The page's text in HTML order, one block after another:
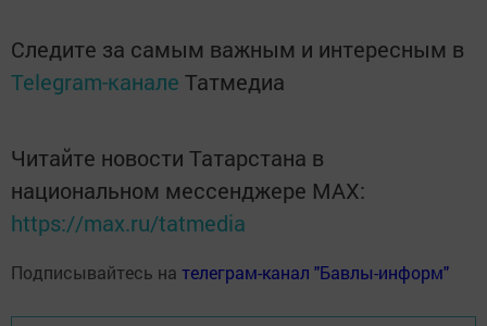
Следите за самым важным и интересным в
Telegram-канале Татмедиа
Читайте новости Татарстана в
национальном мессенджере MАХ:
https://max.ru/tatmedia
Подписывайтесь на телеграм-канал "Бавлы-информ"